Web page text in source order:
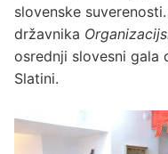
slovenske
državnika
osrednji slovesni gala
Slatini.